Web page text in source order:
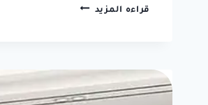
قراءه المزيد تركيب
الواح